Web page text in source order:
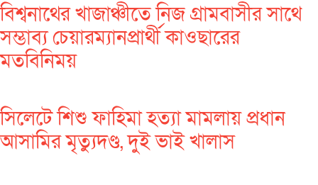
বিশ্বনাথের খাজাঞ্চীতে নিজ গ্রামবাসীর সাথে
সম্ভাব্য চেয়ারম্যানপ্রার্থী কাওছারের
মতবিনিময়
সিলেটে শিশু ফাহিমা হত্যা মামলায় প্রধান
আসামির মৃত্যুদণ্ড, দুই ভাই খালাস